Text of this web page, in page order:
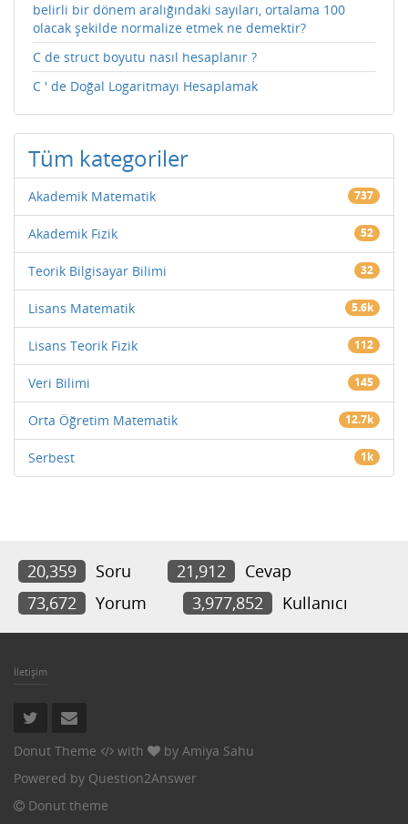
belirli bir dönem aralığındaki sayıları, ortalama 100
olacak şekilde normalize etmek ne demektir?
C de struct boyutu nasıl hesaplanır ?
C ' de Doğal Logaritmayı Hesaplamak
Tüm kategoriler
Akademik Matematik 737
Akademik Fizik 52
Teorik Bilgisayar Bilimi 32
Lisans Matematik 5.6k
Lisans Teorik Fizik 112
Veri Bilimi 145
Orta Öğretim Matematik 12.7k
Serbest 1k
20,359 Soru 21,912
Cevap
73,672
Yorum 3,977,852 Kullanıcı
İletişim
Donut Theme with by Amiya Sahu
Powered by Question2Answer
Donut theme